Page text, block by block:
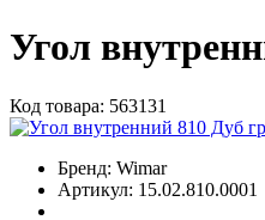
Угол
Код товара: 563131
Бренд: Wimar
Артикул: 15.02.810.0001